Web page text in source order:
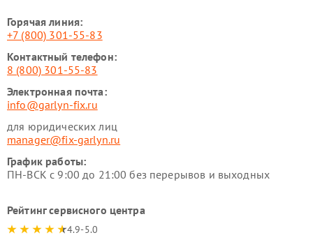
Горячая линия:
+7 (800) 301-55-83
Контактный телефон:
8 (800) 301-55-83
Электронная почта:
info@garlyn-fix.ru
для юридических лиц
manager@fix-garlyn.ru
График работы:
ПН-ВСК с 9:00 до 21:00 без перерывов и выходных
Рейтинг сервисного центра
4.9-5.0